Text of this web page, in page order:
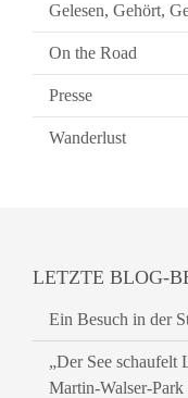
Gelesen, Gehört,
On the Road
Presse
Wanderlust
LETZTE BLOG-
Ein Besuch in der
„Der See schaufelt
Martin-Walser-